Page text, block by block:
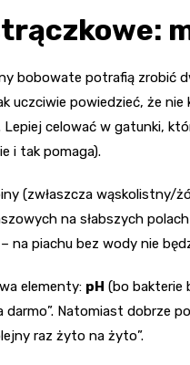
bobowate potrafią zrobić
uczciwie powiedzieć, że
celować w gatunki,
i tak pomaga).
(zwłaszcza
na słabszych
na piachu bez wody nie
elementy: pH (bo bakterie
darmo”. Natomiast dobrze
raz żyto na żyto”.